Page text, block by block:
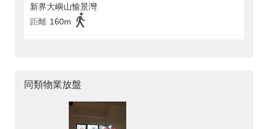
新界大嶼山愉景灣
距離 160m
同類物業放盤